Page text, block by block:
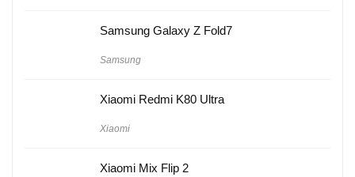
Samsung Galaxy Z Fold7
Samsung
Xiaomi Redmi K80 Ultra
Xiaomi
Xiaomi Mix Flip 2